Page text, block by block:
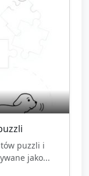
puzzli i
jako...